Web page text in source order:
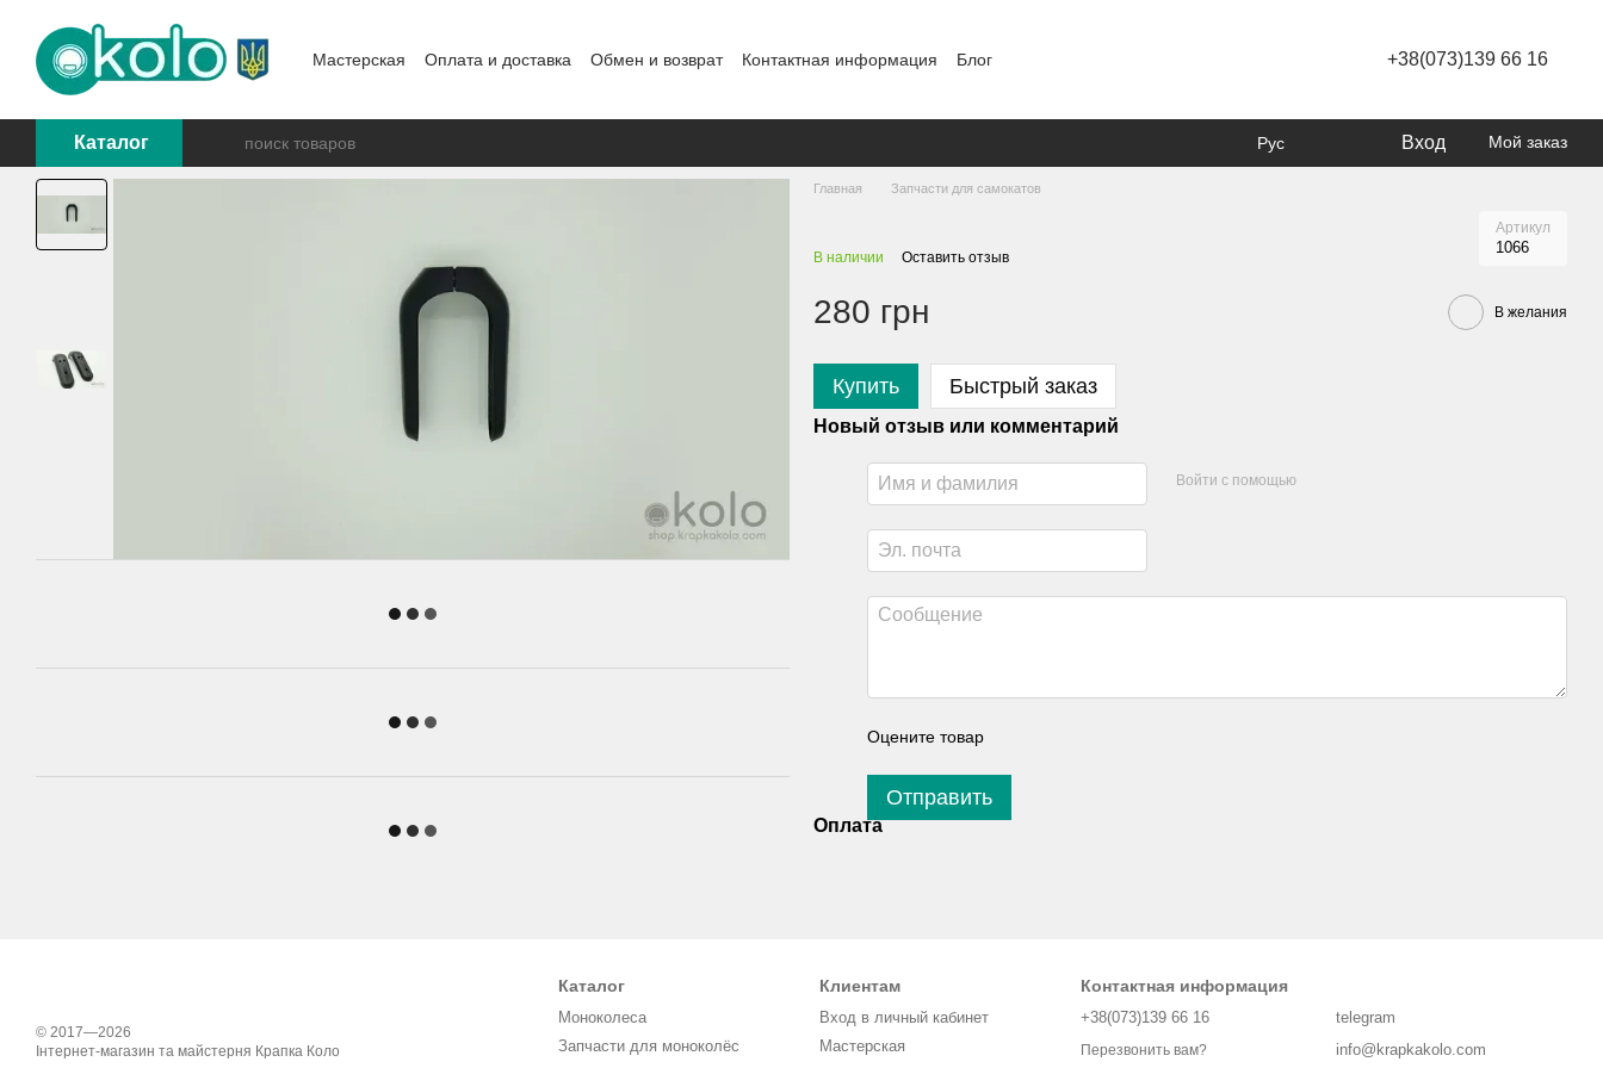
Мастерская Оплата и доставка Обмен и возврат Контактная информация Блог +38(073)139 66 16
Каталог Рус Вход Мой заказ
Главная Запчасти для самокатов
Артикул
1066
В наличии Оставить отзыв
280 грн В желания
Купить Быстрый заказ
Новый отзыв или комментарий
Войти с помощью
Оцените товар
Отправить
Оплата
© 2017—2026
Інтернет-магазин та майстерня Крапка Коло
Каталог
Моноколеса
Запчасти для моноколёс
Клиентам
Вход в личный кабинет
Мастерская
Контактная информация
+38(073)139 66 16
Перезвонить вам?
telegram
info@krapkakolo.com